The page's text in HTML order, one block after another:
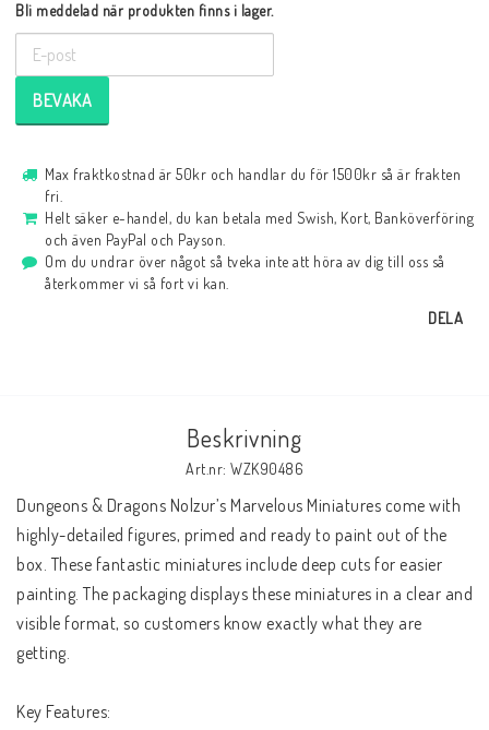
Bli meddelad när produkten finns i lager.
BEVAKA
Max fraktkostnad är 50kr och handlar du för 1500kr så är frakten
fri.
Helt säker e-handel, du kan betala med Swish, Kort, Banköverföring
och även PayPal och Payson.
Om du undrar över något så tveka inte att höra av dig till oss så
återkommer vi så fort vi kan.
DELA
Beskrivning
Art.nr: WZK90486
Dungeons & Dragons Nolzur’s Marvelous Miniatures come with
highly-detailed figures, primed and ready to paint out of the
box. These fantastic miniatures include deep cuts for easier
painting. The packaging displays these miniatures in a clear and
visible format, so customers know exactly what they are
getting.
Key Features: